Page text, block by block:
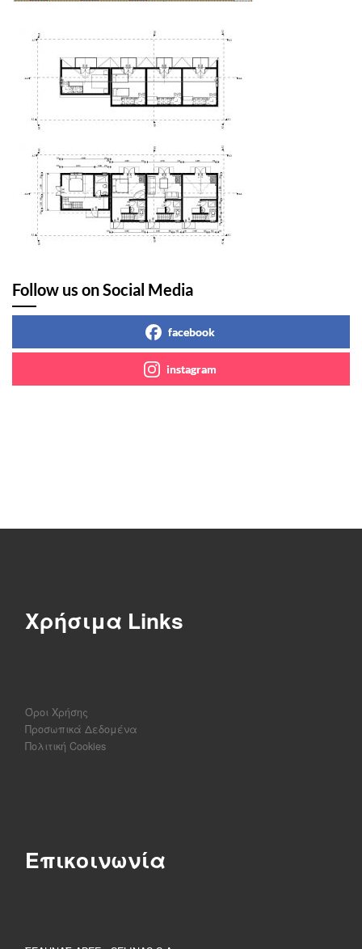
Follow us on Social Media
facebook
instagram
Χρήσιμα Links
Όροι Χρήσης
Προσωπικά Δεδομένα
Πολιτική Cookies
Επικοινωνία